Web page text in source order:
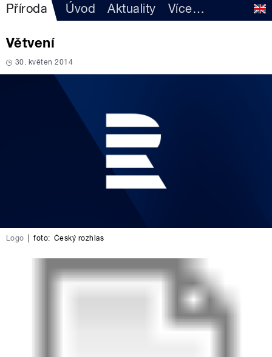
Příroda Úvod Aktuality Více…
Větvení
30. květen 2014
Logo foto: Český rozhlas